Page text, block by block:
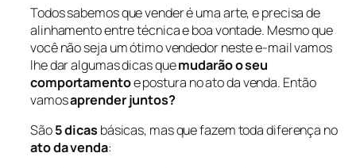
Todos sabemos que vender é uma arte, e precisa de
alinhamento entre técnica e boa vontade. Mesmo que
você não seja um ótimo vendedor neste e-mail vamos
lhe dar algumas dicas quemudarão o seu
comportamentoe postura no ato da venda. Então
vamosaprender juntos?
São5 dicas básicas, mas que fazem toda diferença no
ato da venda: